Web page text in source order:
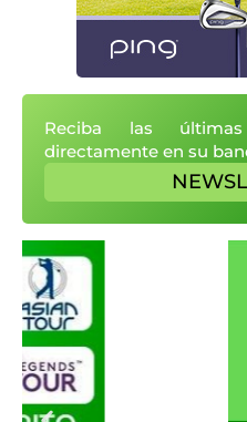
Reciba las
directamente en su